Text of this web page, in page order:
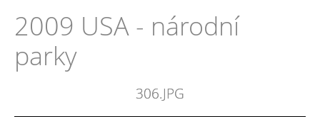
2009 USA - národní
parky
306.JPG